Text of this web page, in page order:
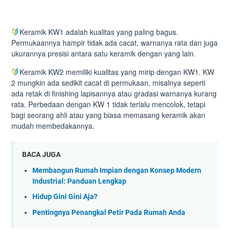
Keramik KW1 adalah kualitas yang paling bagus.
Permukaannya hampir tidak ada cacat, warnanya rata dan juga
ukurannya presisi antara satu keramik dengan yang lain.
Keramik KW2 memiliki kualitas yang mirip dengan KW1. KW
2 mungkin ada sedikit cacat di permukaan, misalnya seperti
ada retak di finishing lapisannya atau gradasi warnanya kurang
rata. Perbedaan dengan KW 1 tidak terlalu mencolok, tetapi
bagi seorang ahli atau yang biasa memasang keramik akan
mudah membedakannya.
BACA JUGA
Membangun Rumah Impian dengan Konsep Modern
Industrial: Panduan Lengkap
Hidup Gini Gini Aja?
Pentingnya Penangkal Petir Pada Rumah Anda